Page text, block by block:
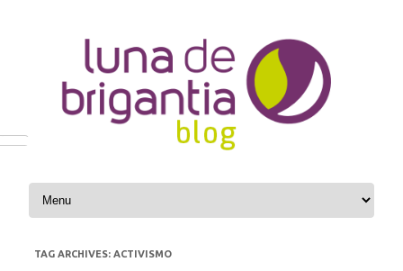
Skip to content
TAG ARCHIVES: ACTIVISMO